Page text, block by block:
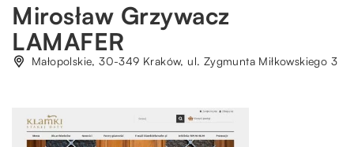
Mirosław Grzywacz
LAMAFER
Małopolskie, 30-349 Kraków, ul. Zygmunta Miłkowskiego 3